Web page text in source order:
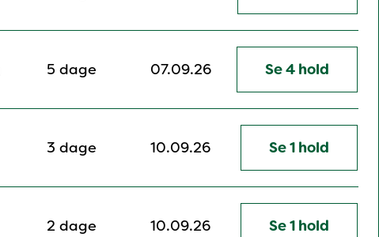
5 dage 07.09.26 Se 4 hold
3 dage 10.09.26 Se 1 hold
2 dage 10.09.26 Se 1 hold